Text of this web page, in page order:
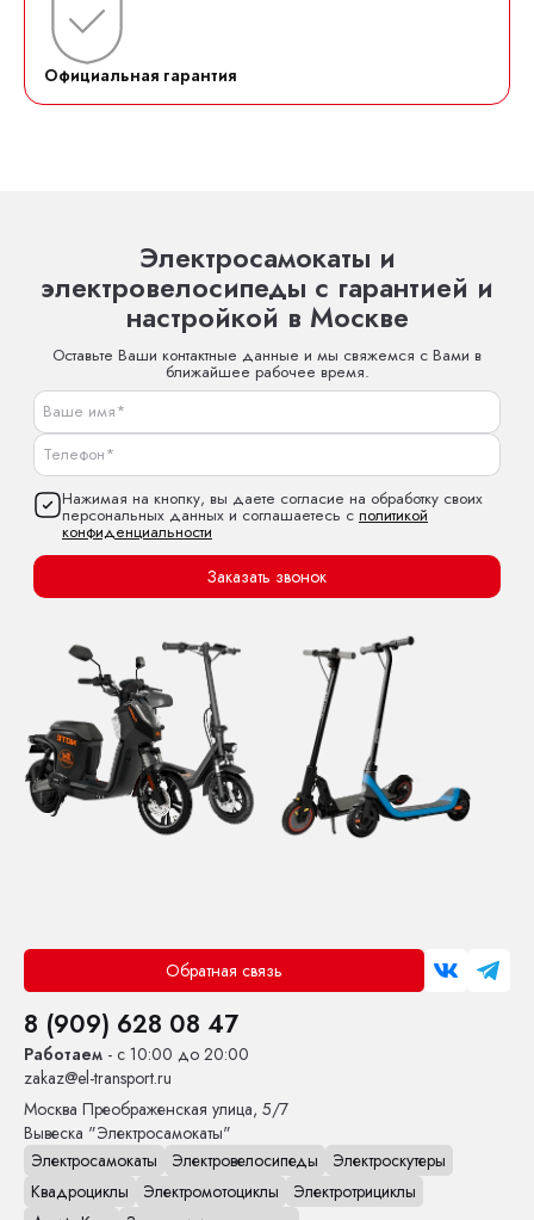
Официальная гарантия
Электросамокаты и
электровелосипеды с гарантией и
настройкой в Москве
Оставьте Ваши контактные данные и мы свяжемся с Вами в
ближайшее рабочее время.
Нажимая на кнопку, вы даете согласие на обработку своих
персональных данных и соглашаетесь с политикой
конфиденциальности
Заказать звонок
Обратная связь
8 (909) 628 08 47
Работаем - с 10:00 до 20:00
zakaz@el-transport.ru
Москва Преображенская улица, 5/7
Вывеска "Электросамокаты"
Электросамокаты
Электровелосипеды
Электроскутеры
Квадроциклы
Электромотоциклы
Электротрициклы